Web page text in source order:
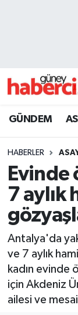
GÜNDEM
HABERLER
Evinde
7 aylık
Antalya'da
ve 7 aylık
kadın evinde
için Akdeniz
ailesi ve
Beyoğlu
Son
Haber